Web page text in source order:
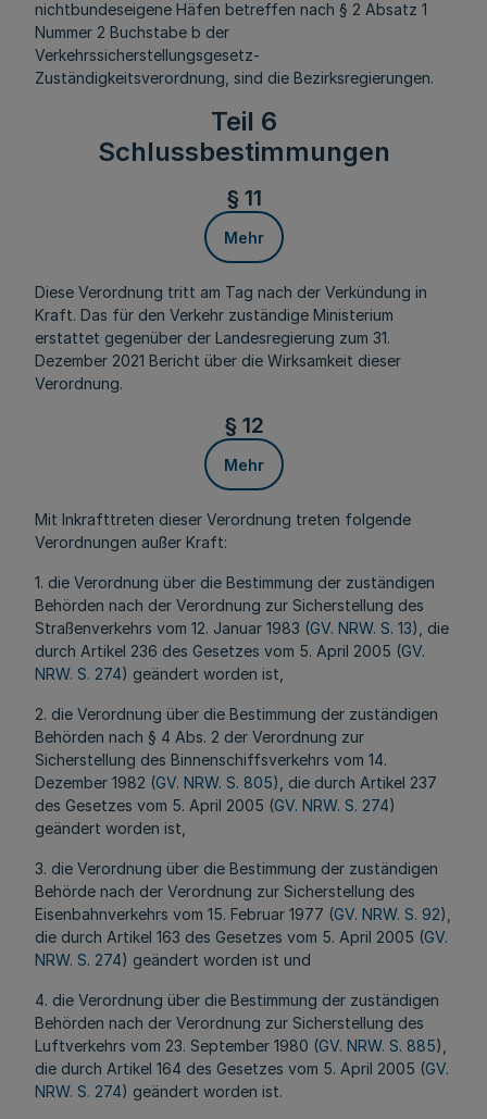
nichtbundeseigene Häfen betreffen nach § 2 Absatz 1
Nummer 2 Buchstabe b der
Verkehrssicherstellungsgesetz-
Zuständigkeitsverordnung, sind die Bezirksregierungen.
Teil 6
Schlussbestimmungen
§ 11
Mehr
Diese Verordnung tritt am Tag nach der Verkündung in
Kraft. Das für den Verkehr zuständige Ministerium
erstattet gegenüber der Landesregierung zum 31.
Dezember 2021 Bericht über die Wirksamkeit dieser
Verordnung.
§ 12
Mehr
Mit Inkrafttreten dieser Verordnung treten folgende
Verordnungen außer Kraft:
1. die Verordnung über die Bestimmung der zuständigen
Behörden nach der Verordnung zur Sicherstellung des
Straßenverkehrs vom 12. Januar 1983 (GV. NRW. S. 13), die
durch Artikel 236 des Gesetzes vom 5. April 2005 (GV.
NRW. S. 274) geändert worden ist,
2. die Verordnung über die Bestimmung der zuständigen
Behörden nach § 4 Abs. 2 der Verordnung zur
Sicherstellung des Binnenschiffsverkehrs vom 14.
Dezember 1982 (GV. NRW. S. 805), die durch Artikel 237
des Gesetzes vom 5. April 2005 (GV. NRW. S. 274)
geändert worden ist,
3. die Verordnung über die Bestimmung der zuständigen
Behörde nach der Verordnung zur Sicherstellung des
Eisenbahnverkehrs vom 15. Februar 1977 (GV. NRW. S. 92),
die durch Artikel 163 des Gesetzes vom 5. April 2005 (GV.
NRW. S. 274) geändert worden ist und
4. die Verordnung über die Bestimmung der zuständigen
Behörden nach der Verordnung zur Sicherstellung des
Luftverkehrs vom 23. September 1980 (GV. NRW. S. 885),
die durch Artikel 164 des Gesetzes vom 5. April 2005 (GV.
NRW. S. 274) geändert worden ist.